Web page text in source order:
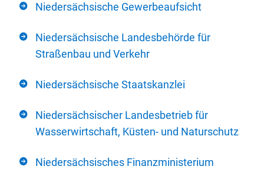
Niedersächsische Gewerbeaufsicht
Niedersächsische Landesbehörde für
Straßenbau und Verkehr
Niedersächsische Staatskanzlei
Niedersächsischer Landesbetrieb für
Wasserwirtschaft, Küsten- und Naturschutz
Niedersächsisches Finanzministerium